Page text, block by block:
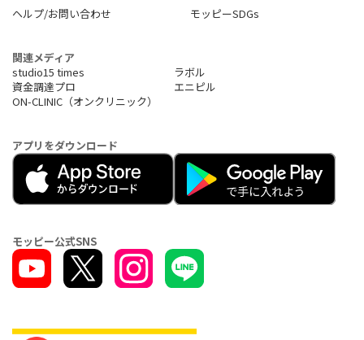
ヘルプ/お問い合わせ
モッピーSDGs
関連メディア
studio15 times
ラボル
資金調達プロ
エニピル
ON-CLINIC（オンクリニック）
アプリをダウンロード
モッピー公式SNS